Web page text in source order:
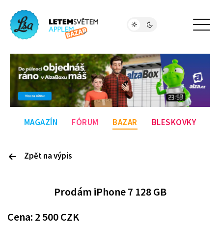
MAGAZÍN FÓRUM BAZAR BLESKOVKY
Zpět na výpis
Prodám iPhone 7 128 GB
Cena: 2 500CZK